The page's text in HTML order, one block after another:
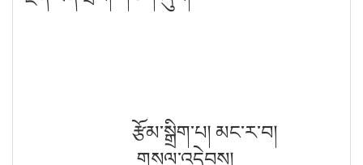
རྩོམ་སྒྲིག་པ། མང་ར་བ།
གསལ་འདེབས།